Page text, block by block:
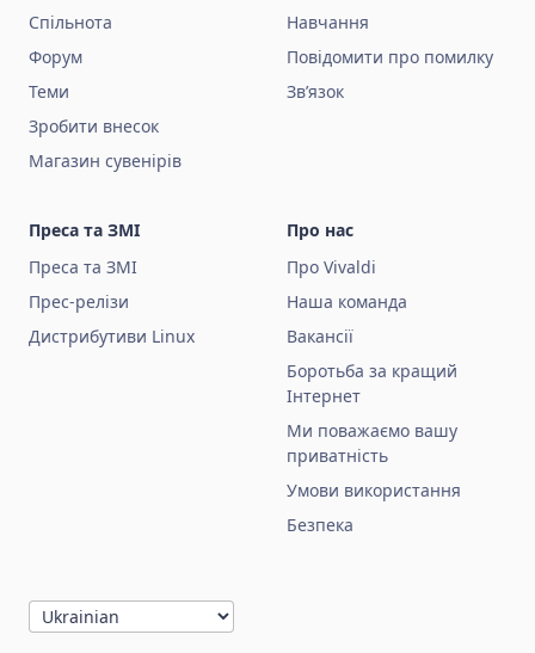
Спільнота
Форум
Теми
Зробити внесок
Магазин сувенірів
Навчання
Повідомити про помилку
Зв’язок
Преса та ЗМІ
Преса та ЗМІ
Прес-релізи
Дистрибутиви Linux
Про нас
Про Vivaldi
Наша команда
Вакансії
Боротьба за кращий
Інтернет
Ми поважаємо вашу
приватність
Умови використання
Безпека